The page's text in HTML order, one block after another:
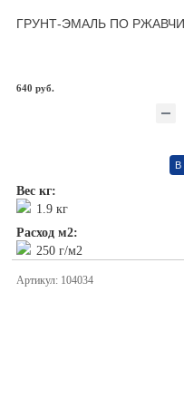
ГРУНТ-ЭМАЛЬ ПО
640 руб.
В
Вес кг:
1.9 кг
Расход м2:
250 г/м2
Артикул: 104034